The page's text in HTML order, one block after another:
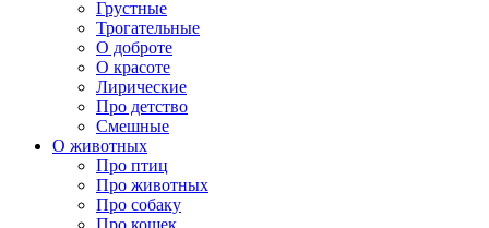
Грустные
Трогательные
О доброте
О красоте
Лирические
Про детство
Смешные
О животных
Про птиц
Про животных
Про собаку
Про кошек